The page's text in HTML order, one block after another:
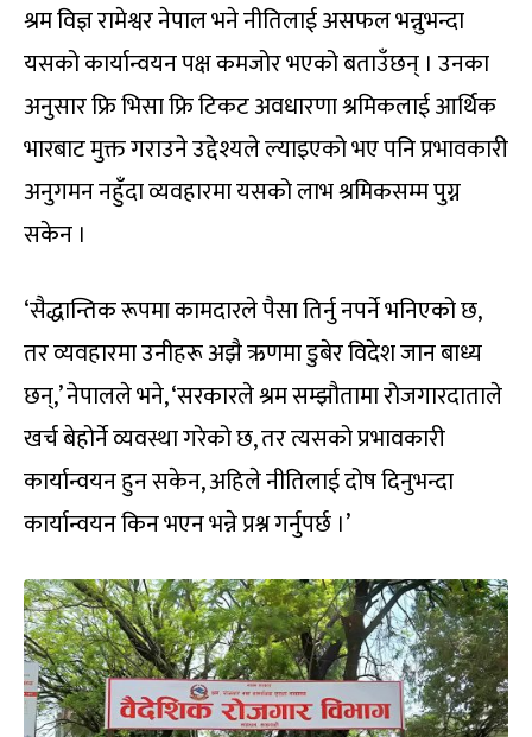
श्रम विज्ञ रामेश्वर नेपाल भने नीतिलाई असफल भन्नुभन्दा
यसको कार्यान्वयन पक्ष कमजोर भएको बताउँछन् । उनका
अनुसार फ्रि भिसा फ्रि टिकट अवधारणा श्रमिकलाई आर्थिक
भारबाट मुक्त गराउने उद्देश्यले ल्याइएको भए पनि प्रभावकारी
अनुगमन नहुँदा व्यवहारमा यसको लाभ श्रमिकसम्म पुग्न
सकेन ।
‘सैद्धान्तिक रूपमा कामदारले पैसा तिर्नु नपर्ने भनिएको छ,
तर व्यवहारमा उनीहरू अझै ऋणमा डुबेर विदेश जान बाध्य
छन्,’ नेपालले भने, ‘सरकारले श्रम सम्झौतामा रोजगारदाताले
खर्च बेहोर्ने व्यवस्था गरेको छ, तर त्यसको प्रभावकारी
कार्यान्वयन हुन सकेन, अहिले नीतिलाई दोष दिनुभन्दा
कार्यान्वयन किन भएन भन्ने प्रश्न गर्नुपर्छ ।’